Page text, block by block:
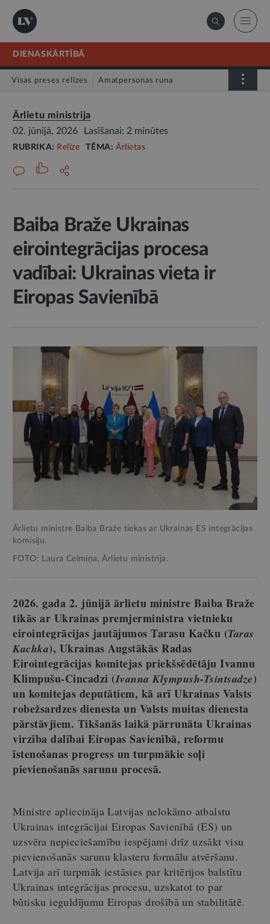
DIENASKĀRTĪBĀ
Visas preses relīzes Amatpersonas runa
Ārlietu ministrija
02. jūnijā, 2026
Lasīšanai: 2 minūtes
RUBRIKA: Relīze TĒMA:Ārlietas
Baiba Braže Ukrainas
eirointegrācijas procesa
vadībai: Ukrainas vieta ir
Eiropas Savienībā
Ārlietu ministre Baiba Braže tiekas ar Ukrainas ES integrācijas
komisiju.
FOTO: Laura Celmiņa, Ārlietu ministrija.
2026. gada 2. jūnijā ārlietu ministre Baiba Braže
tikās ar Ukrainas premjerministra vietnieku
eirointegrācijas jautājumos Tarasu Kačku (Taras
Kachka), Ukrainas Augstākās Radas
Eirointegrācijas komitejas priekšsēdētāju Ivannu
Klimpušu-Cincadzi (Ivanna Klympush-Tsintsadze)
un komitejas deputātiem, kā arī Ukrainas Valsts
robežsardzes dienesta un Valsts muitas dienesta
pārstāvjiem. Tikšanās laikā pārrunāta Ukrainas
virzība dalībai Eiropas Savienībā, reformu
īstenošanas progress un turpmākie soļi
pievienošanās sarunu procesā.
Ministre apliecināja Latvijas nelokāmo atbalstu
Ukrainas integrācijai Eiropas Savienībā (ES) un
uzsvēra nepieciešamību iespējami drīz uzsākt visu
pievienošanās sarunu klasteru formālu atvēršanu.
Latvija arī turpmāk iestāsies par kritērijos balstītu
Ukrainas integrācijas procesu, uzskatot to par
būtisku ieguldījumu Eiropas drošībā un stabilitātē.